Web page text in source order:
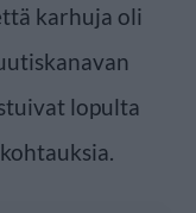
karhuja oli
lopulta